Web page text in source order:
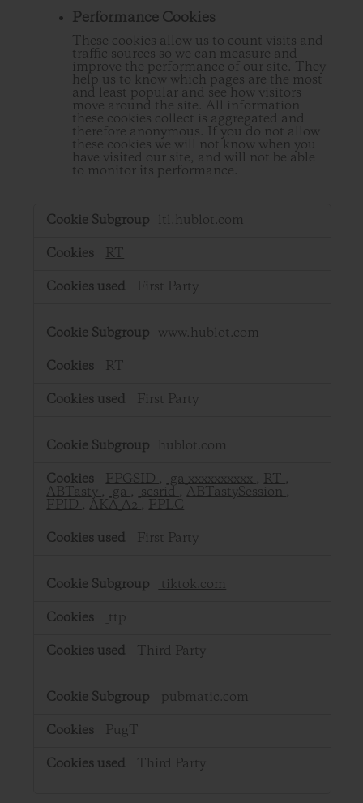
Performance Cookies
These cookies allow us to count visits and
traffic sources so we can measure and
improve the performance of our site. They
help us to know which pages are the most
and least popular and see how visitors
move around the site. All information
these cookies collect is aggregated and
therefore anonymous. If you do not allow
these cookies we will not know when you
have visited our site, and will not be able
to monitor its performance.
,Performance
Cookies
ltl.hublot.com
RT
First Party
www.hublot.com
RT
First Party
hublot.com
FPGSID , _ga_xxxxxxxxxx , RT
,
ABTasty , _ga , _scsrid , ABTastySession ,
FPID , AKA_A2 , FPLC
First Party
tiktok.com
_ttp
Third Party
pubmatic.com
PugT
Third Party